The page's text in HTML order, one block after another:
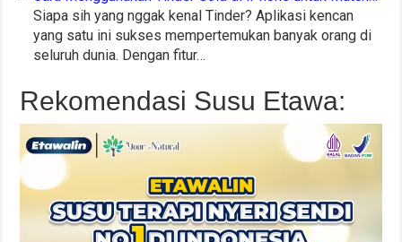
Siapa sih yang nggak kenal Tinder? Aplikasi kencan
yang satu ini sukses mempertemukan banyak orang di
seluruh dunia. Dengan fitur…
Rekomendasi Susu Etawa: